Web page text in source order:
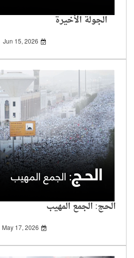
الجولة الأخيرة
Jun 15, 2026
الحج: الجمع المهيب
May 17, 2026